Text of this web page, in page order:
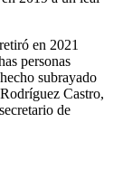
en 2021
personas
subrayado
Castro,
de